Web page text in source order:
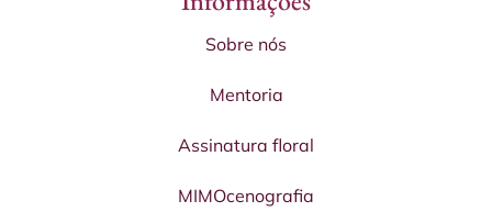
Sobre nós
Mentoria
Assinatura floral
MIMOcenografia